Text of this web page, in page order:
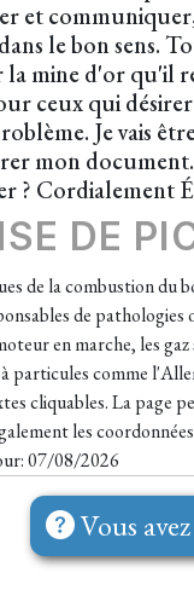
et
le bon sens.
mine d'or qu'il
ceux qui
Je vais
mon
? Cordialement
DE
de la combustion du
de pathologies
en marche, les
particules comme
cliquables. La page
les
07/08/2026
Vous